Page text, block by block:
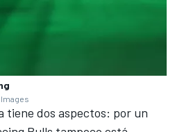
tiene dos aspectos: por un